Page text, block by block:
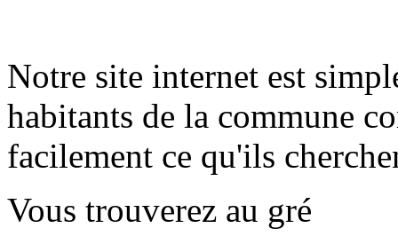
Notre site internet est
habitants de la commune
facilement ce qu'ils
Vous trouverez au gré